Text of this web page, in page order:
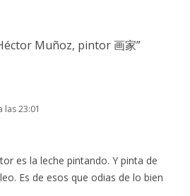
Muñoz, pintor 画家”
las 23:01
es la leche pintando. Y pinta de
Es de esos que odias de lo bien